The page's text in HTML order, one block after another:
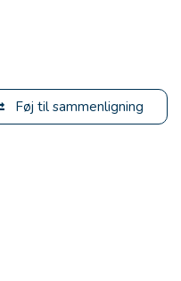
Føj til sammenligning